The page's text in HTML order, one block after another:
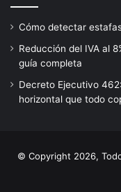
Cómo detectar
Reducción del IVA al
guía completa
Decreto Ejecutivo
horizontal que todo
© Copyright 2026,